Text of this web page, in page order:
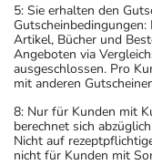
5: Sie erhalten den
Artikel, Bücher und
Angeboten via
ausgeschlossen. Pro
mit anderen
8: Nur für Kunden mit
berechnet sich
Nicht auf
nicht für Kunden mit